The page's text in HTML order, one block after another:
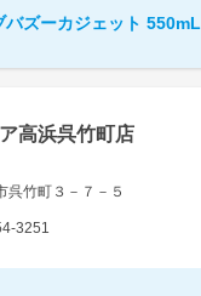
バズーカジェット 550mL
高浜呉竹町店
呉竹町３－７－５
3251